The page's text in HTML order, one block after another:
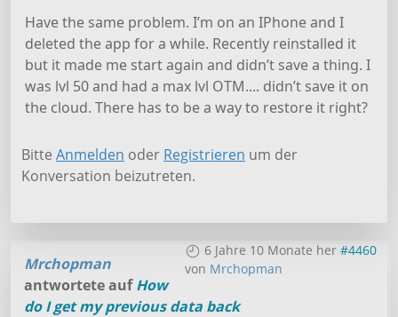
Have the same problem. I’m on an IPhone and I
deleted the app for a while. Recently reinstalled it
but it made me start again and didn’t save a thing. I
was lvl 50 and had a max lvl OTM.... didn’t save it on
the cloud. There has to be a way to restore it right?
Bitte Anmelden oder Registrieren um der
Konversation beizutreten.
6 Jahre 10 Monate her #4460
von Mrchopman
Mrchopman
antwortete aufHow
do I get my previous data back